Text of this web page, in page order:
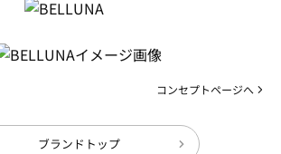
コンセプトページへ
ブランドトップ